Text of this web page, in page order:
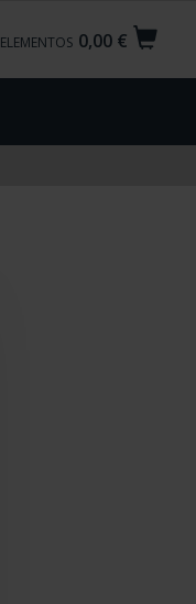
0,00 €
ELEMENTOS